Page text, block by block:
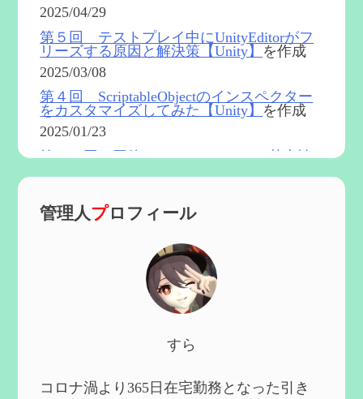
2025/04/29
第５回 テストプレイ中にUnityEditorがフ
リーズする原因と解決策【Unity】 を作成
2025/03/08
第４回 ScriptableObjectのインスペクター
をカスタマイズしてみた【Unity】 を作成
2025/01/23
第５４回 召使(アルレッキーノ)の基本性
第６０回 炎神マーヴィカの性能、探索に
第５９回 アチーブメント「対決者・２」
を作成
第５８回 集敵以外のすべてを持ってしま
ったサポーターシロネンの解説【2凸ま
2024/09/02
管理人プロフィール
すら
コロナ渦より365日在宅勤務となった引き